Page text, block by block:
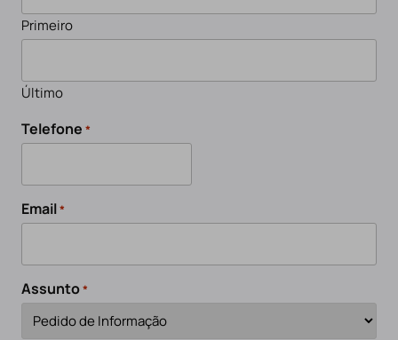
Primeiro
Último
Telefone *
Email*
Assunto*